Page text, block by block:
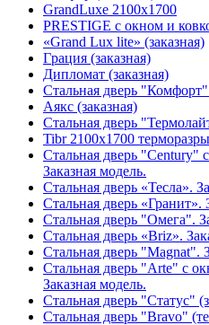
GrandLuxe 2100х1700
PRESTIGE с окном и
«Grand Lux lite» (заказная)
Гpация (заказная)
Дипломат (заказная)
Стальная дверь "Комфорт"
Аякс (заказная)
Стальная дверь
Tibr 2100х1700
Стальная дверь "Century"
Заказная модель.
Стальная дверь «Тесла».
Стальная дверь «Гранит».
Стальная дверь "Омега".
Стальная дверь «Briz».
Стальная дверь "Magnat".
Стальная дверь "Arte" с
Заказная модель.
Стальная дверь "Статус"
Стальная дверь "Bravo"